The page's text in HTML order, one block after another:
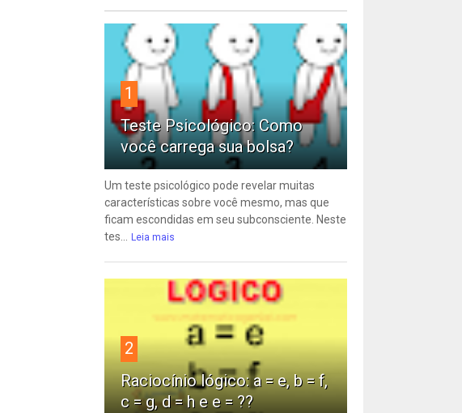
1
Teste Psicológico: Como
você carrega sua bolsa?
Um teste psicológico pode revelar muitas
características sobre você mesmo, mas que
ficam escondidas em seu subconsciente. Neste
tes...
Leia mais
2
Raciocínio lógico: a = e, b = f,
c = g, d = h e e = ??